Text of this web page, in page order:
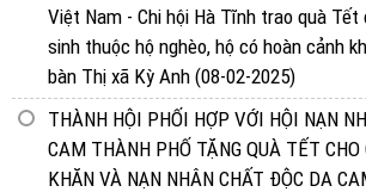
Việt Nam - Chi hội Hà Tĩnh trao quà Tết
sinh thuộc hộ nghèo, hộ có hoàn cảnh
bàn Thị xã Kỳ Anh (08-02-2025)
THÀNH HỘI PHỐI HỢP VỚI HỘI NẠN
CAM THÀNH PHỐ TẶNG QUÀ TẾT CHO
KHĂN VÀ NẠN NHÂN CHẤT ĐỘC DA